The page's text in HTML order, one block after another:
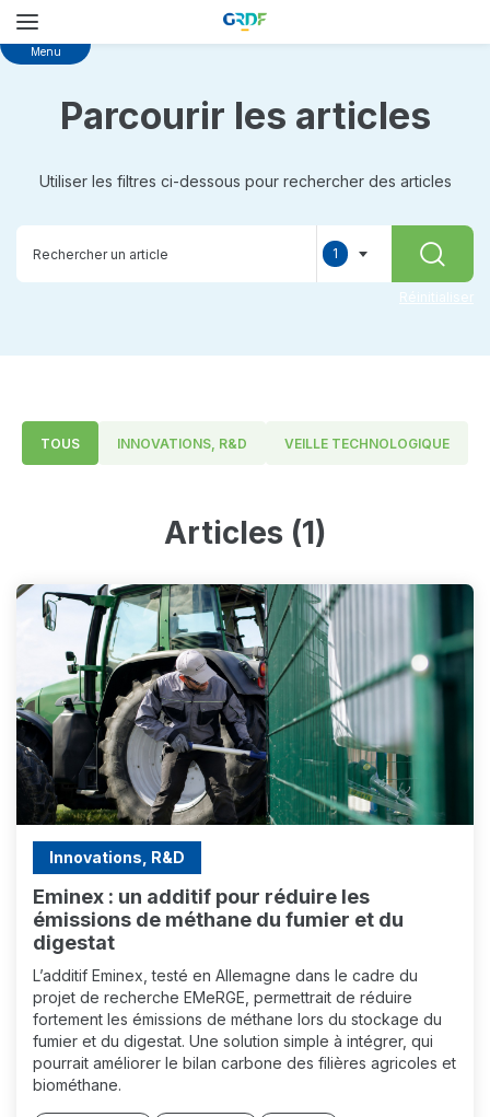
Skip
Menu
Parcourir les articles
Utiliser les filtres ci-dessous pour rechercher des articles
1
Réinitialiser
TOUS INNOVATIONS, R&D VEILLE TECHNOLOGIQUE
Articles (1)
Innovations, R&D
Eminex : un additif pour réduire les
émissions de méthane du fumier et du
digestat
L’additif Eminex, testé en Allemagne dans le cadre du
projet de recherche EMeRGE, permettrait de réduire
fortement les émissions de méthane lors du stockage du
fumier et du digestat. Une solution simple à intégrer, qui
pourrait améliorer le bilan carbone des filières agricoles et
biométhane.